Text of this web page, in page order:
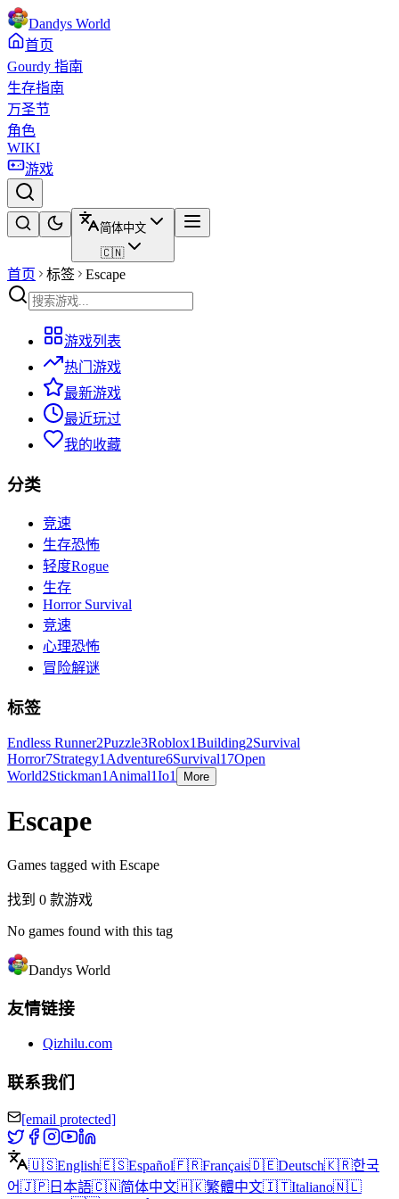
Dandys World
首页
Gourdy 指南
生存指南
万圣节
角色
WIKI
游戏
简体中文
🇨🇳
首页 标签 Escape
游戏列表
热门游戏
最新游戏
最近玩过
我的收藏
分类
竞速
生存恐怖
轻度Rogue
生存
Horror Survival
竞速
心理恐怖
冒险解谜
标签
Endless Runner2Puzzle3Roblox1Building2Survival
Horror7Strategy1 Adventure6Survival17Open
World2Stickman1 Animal1Io1 More
Escape
Games tagged with Escape
找到 0 款游戏
No games found with this tag
Dandys World
友情链接
Qizhilu.com
联系我们
[email protected]
🇺🇸English🇪🇸Español🇫🇷Français🇩🇪Deutsch🇰🇷한국
어🇯🇵 日本語🇨🇳简体中文🇭🇰繁體中文🇮🇹Italiano🇳🇱